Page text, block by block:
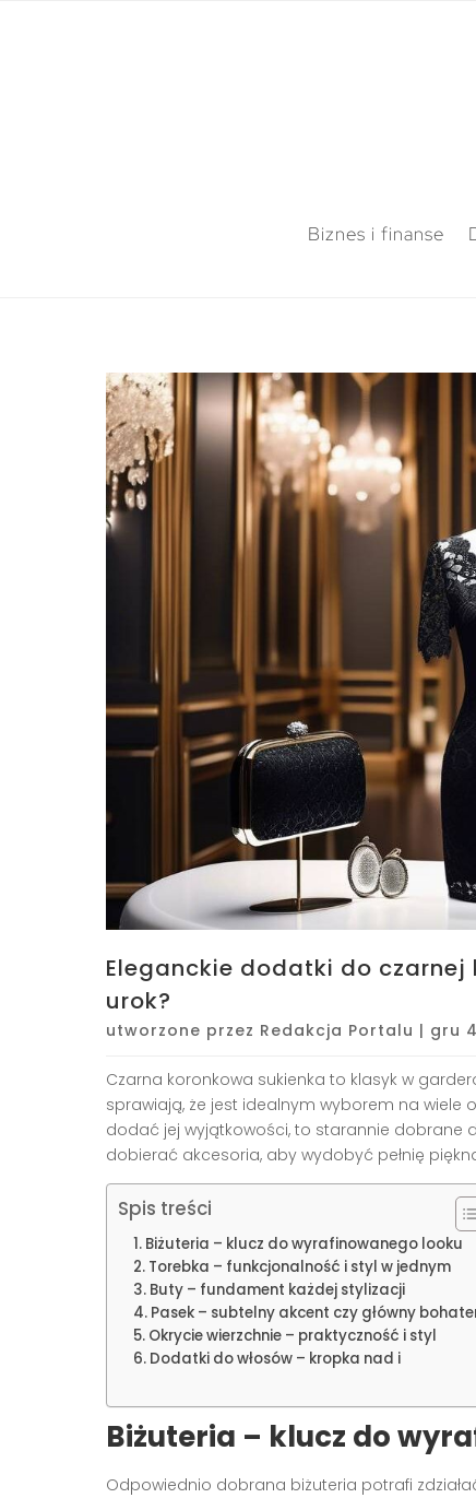
Biznes i finanse
Eleganckie dodatki do
urok?
utworzone przez Redakcja Portalu | gru
Czarna koronkowa sukienka to klasyk w
sprawiają, że jest idealnym wyborem na wiele
dodać jej wyjątkowości, to starannie dobrane
dobierać akcesoria, aby wydobyć pełnię
Spis treści
Biżuteria – klucz do wyrafinowanego looku
Torebka – funkcjonalność i styl w jednym
Buty – fundament każdej stylizacji
Pasek – subtelny akcent czy główny
Okrycie wierzchnie – praktyczność i styl
Dodatki do włosów – kropka nad i
Biżuteria – klucz do
Odpowiednio dobrana biżuteria potrafi